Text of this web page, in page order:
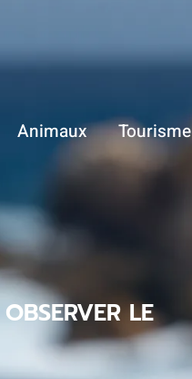
Animaux Tourisme
LE